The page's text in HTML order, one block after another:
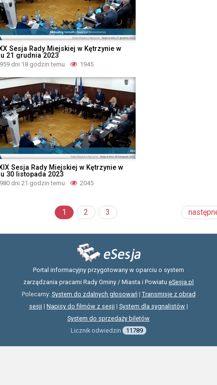
Sesja Rady Miejskiej w Kętrzynie w
21 grudnia 2023
959 dni 18 godzin temu 1945
Sesja Rady Miejskiej w Kętrzynie w
30 listopada 2023
980 dni 21 godzin temu 2045
1 2 3
Portal informacyjny przygotowany w oparciu o system
zarządzania pracami Rady Gminy / Miasta i Powiatu eSesja.pl
Polecamy: System do zdalnych głosowań| Transmisje z obrad
sesji | Napisy do filmów z sesji | System dla sygnalistów |
System do sprzedaży biletów
Licznik odwiedzin
11789